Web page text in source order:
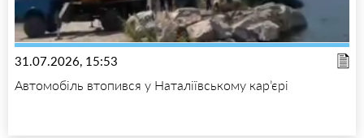
31.07.2026, 15:53
Автомобіль втопився у Наталіївському кар’єрі